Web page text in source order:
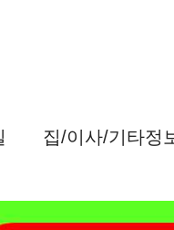
집/이사/기타정